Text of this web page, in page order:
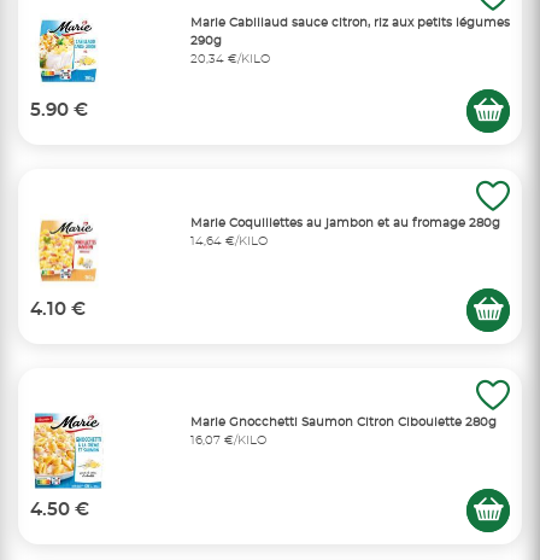
Marie Cabillaud sauce citron, riz aux petits légumes
290g
20,34 €/KILO
5.90 €
Marie Coquillettes au jambon et au fromage 280g
14,64 €/KILO
4.10 €
Marie Gnocchetti Saumon Citron Ciboulette 280g
16,07 €/KILO
4.50 €